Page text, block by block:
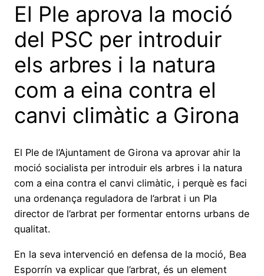
El Ple aprova la moció
del PSC per introduir
els arbres i la natura
com a eina contra el
canvi climàtic a Girona
El Ple de l’Ajuntament de Girona va aprovar ahir la
moció socialista per introduir els arbres i la natura
com a eina contra el canvi climàtic, i perquè es faci
una ordenança reguladora de l’arbrat i un Pla
director de l’arbrat per formentar entorns urbans de
qualitat.
En la seva intervenció en defensa de la moció, Bea
Esporrín va explicar que l’arbrat, és un element